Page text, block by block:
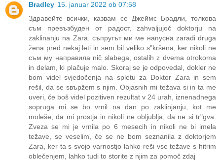
Bradley 15. januar 2022 ob 07:58
Здравейте всички, казвам се Джеймс Брадли, толкова
съм превъзбуден от радост, zahvaljujoč doktorju na
zaklinanju na Zara. съпругът ми ме напусна zaradi druga
žena pred nekaj leti in sem bil veliko sʺkršena, ker nikoli ne
съм му направила nič slabega, ostalih z dvema otrokoma
in delam, ki plačuje malo. Skoraj se je odpovedal, dokler ne
bom videl svjedočenja na spletu za Doktor Zara in sem
rešil, da se sвърžem s njim. Objasnih mi težava si in ta me
uveri, če boš videl pozitiven rezultat v 24 urah, iznenadnega
sopruga mi se bo vrnil na dan po zaklinjanju, kot me
moleše, da mi prostja in nikoli ne obljublja, da ne si trʺgva.
Zveza se mi je vrnila po 6 mesecih in nikoli ne bi imela
težave, se veselim, če se ne bom seznanila z doktorjem
Zara, ker ta s svojo varnostjo lahko reši vse težave s hitrim
oblečenjem, lahko tudi to storite z njim za pomoč zdaj